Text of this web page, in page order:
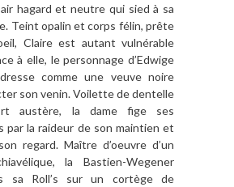
hagard et neutre qui sied à sa
Teint opalin et corps félin, prête
Claire est autant vulnérable
à elle, le personnage d’Edwige
comme une veuve noire
son venin. Voilette de dentelle
austère, la dame fige ses
par la raideur de son maintien et
regard. Maître d’oeuvre d’un
la Bastien-Wegener
sa Roll’s sur un cortège de